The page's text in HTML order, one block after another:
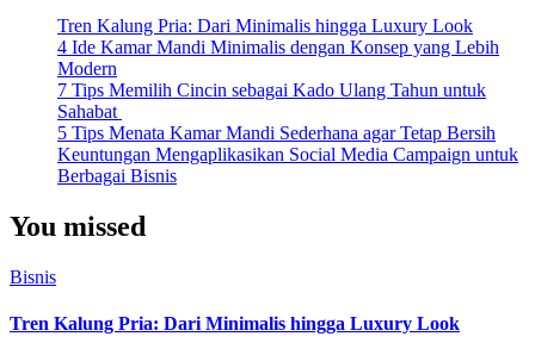
Tren Kalung Pria: Dari Minimalis hingga Luxury Look
4 Ide Kamar Mandi Minimalis dengan Konsep yang Lebih
Modern
7 Tips Memilih Cincin sebagai Kado Ulang Tahun untuk
Sahabat
5 Tips Menata Kamar Mandi Sederhana agar Tetap Bersih
Keuntungan Mengaplikasikan Social Media Campaign untuk
Berbagai Bisnis
You missed
Bisnis
Tren Kalung Pria: Dari Minimalis hingga Luxury Look